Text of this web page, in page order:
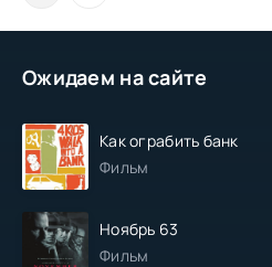
Ожидаем на сайте
Как ограбить банк
Фильм
Ноябрь 63
Фильм